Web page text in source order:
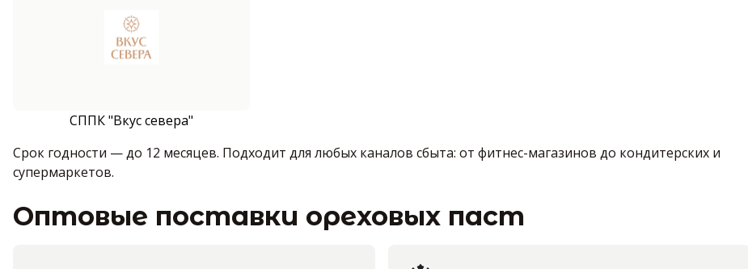
СППК "Вкус севера"
Срок годности — до 12 месяцев. Подходит для любых каналов сбыта: от фитнес-магазинов до кондитерских и
супермаркетов.
Оптовые поставки ореховых паст